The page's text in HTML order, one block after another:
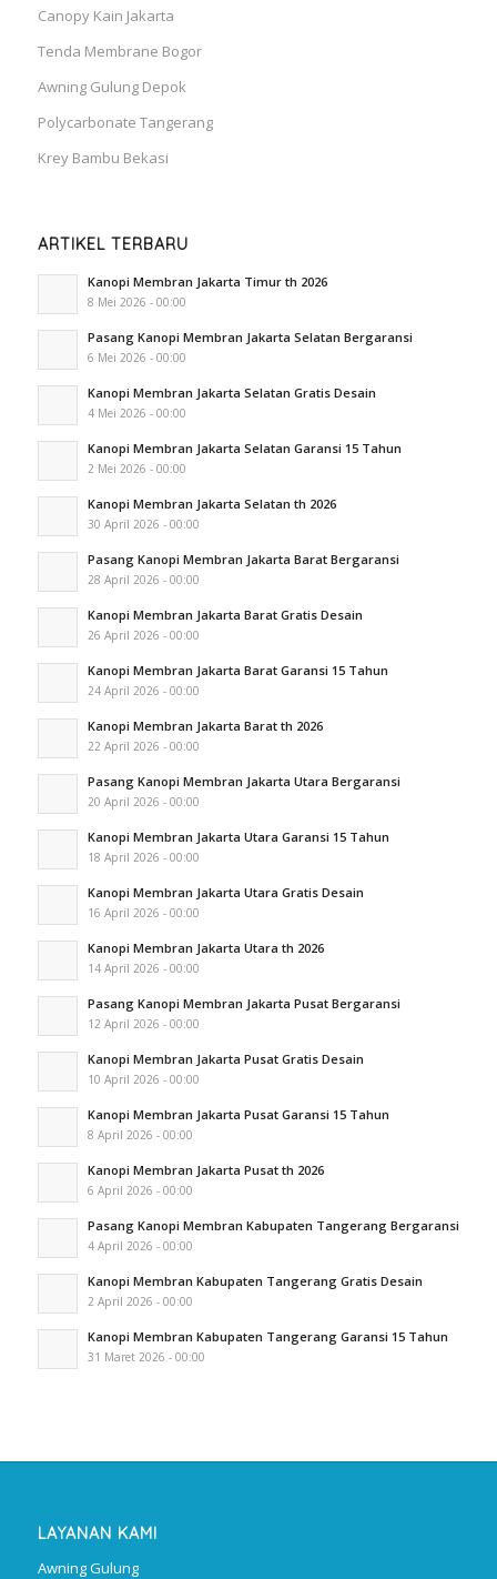
Canopy Kain Jakarta
Tenda Membrane Bogor
Awning Gulung Depok
Polycarbonate Tangerang
Krey Bambu Bekasi
ARTIKEL TERBARU
Kanopi Membran Jakarta Timur th 2026
8 Mei 2026 - 00:00
Pasang Kanopi Membran Jakarta Selatan Bergaransi
6 Mei 2026 - 00:00
Kanopi Membran Jakarta Selatan Gratis Desain
4 Mei 2026 - 00:00
Kanopi Membran Jakarta Selatan Garansi 15 Tahun
2 Mei 2026 - 00:00
Kanopi Membran Jakarta Selatan th 2026
30 April 2026 - 00:00
Pasang Kanopi Membran Jakarta Barat Bergaransi
28 April 2026 - 00:00
Kanopi Membran Jakarta Barat Gratis Desain
26 April 2026 - 00:00
Kanopi Membran Jakarta Barat Garansi 15 Tahun
24 April 2026 - 00:00
Kanopi Membran Jakarta Barat th 2026
22 April 2026 - 00:00
Pasang Kanopi Membran Jakarta Utara Bergaransi
20 April 2026 - 00:00
Kanopi Membran Jakarta Utara Garansi 15 Tahun
18 April 2026 - 00:00
Kanopi Membran Jakarta Utara Gratis Desain
16 April 2026 - 00:00
Kanopi Membran Jakarta Utara th 2026
14 April 2026 - 00:00
Pasang Kanopi Membran Jakarta Pusat Bergaransi
12 April 2026 - 00:00
Kanopi Membran Jakarta Pusat Gratis Desain
10 April 2026 - 00:00
Kanopi Membran Jakarta Pusat Garansi 15 Tahun
8 April 2026 - 00:00
Kanopi Membran Jakarta Pusat th 2026
6 April 2026 - 00:00
Pasang Kanopi Membran Kabupaten Tangerang Bergaransi
4 April 2026 - 00:00
Kanopi Membran Kabupaten Tangerang Gratis Desain
2 April 2026 - 00:00
Kanopi Membran Kabupaten Tangerang Garansi 15 Tahun
31 Maret 2026 - 00:00
LAYANAN KAMI
Awning Gulung